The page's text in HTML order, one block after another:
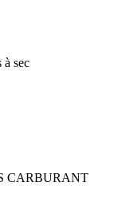
à sec
CARBURANT